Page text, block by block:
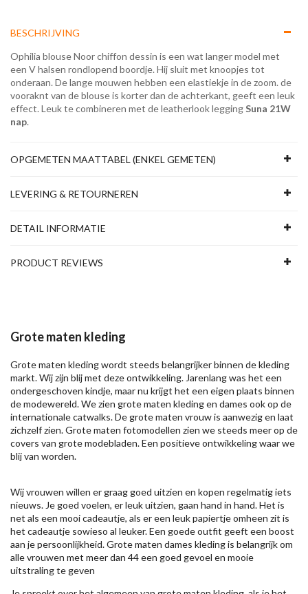
BESCHRIJVING
Ophilia blouse Noor chiffon dessin is een wat langer model met
een V halsen rondlopend boordje. Hij sluit met knoopjes tot
onderaan. De lange mouwen hebben een elastiekje in de zoom. de
vooraknt van de blouse is korter dan de achterkant, geeft een leuk
effect. Leuk te combineren met de leatherlook leggingSuna 21W
nap.
OPGEMETEN MAATTABEL (ENKEL GEMETEN)
LEVERING & RETOURNEREN
DETAIL INFORMATIE
PRODUCT REVIEWS
Grote maten kleding
Grote maten kleding wordt steeds belangrijker binnen de kleding
markt. Wij zijn blij met deze ontwikkeling. Jarenlang was het een
ondergeschoven kindje, maar nu krijgt het een eigen plaats binnen
de modewereld. We zien grote maten kleding en dames ook op de
internationale catwalks. De grote maten vrouw is aanwezig en laat
zichzelf zien. Grote maten fotomodellen zien we steeds meer op de
covers van grote modebladen. Een positieve ontwikkeling waar we
blij van worden.
Wij vrouwen willen er graag goed uitzien en kopen regelmatig iets
nieuws. Je goed voelen, er leuk uitzien, gaan hand in hand. Het is
net als een mooi cadeautje, als er een leuk papiertje omheen zit is
het cadeautje sowieso al leuker. Een goede outfit geeft een boost
aan je persoonlijkheid. Grote maten dames kleding is belangrijk om
alle vrouwen met meer dan 44 een goed gevoel en mooie
uitstraling te geven